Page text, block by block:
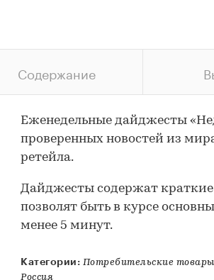
Содержание
Еженедельные дайджесты
проверенных новостей из
ретейла.
Дайджесты содержат краткие
позволят быть в курсе
менее 5 минут.
Категории: Потребительские товары
Россия